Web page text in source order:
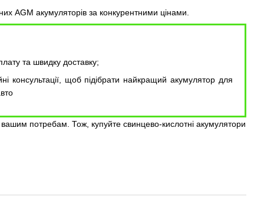
AGM акумуляторів за конкурентними цінами.
та швидку доставку;
консультації, щоб підібрати найкращий акумулятор для
потребам. Тож, купуйте свинцево-кислотні акумулятори